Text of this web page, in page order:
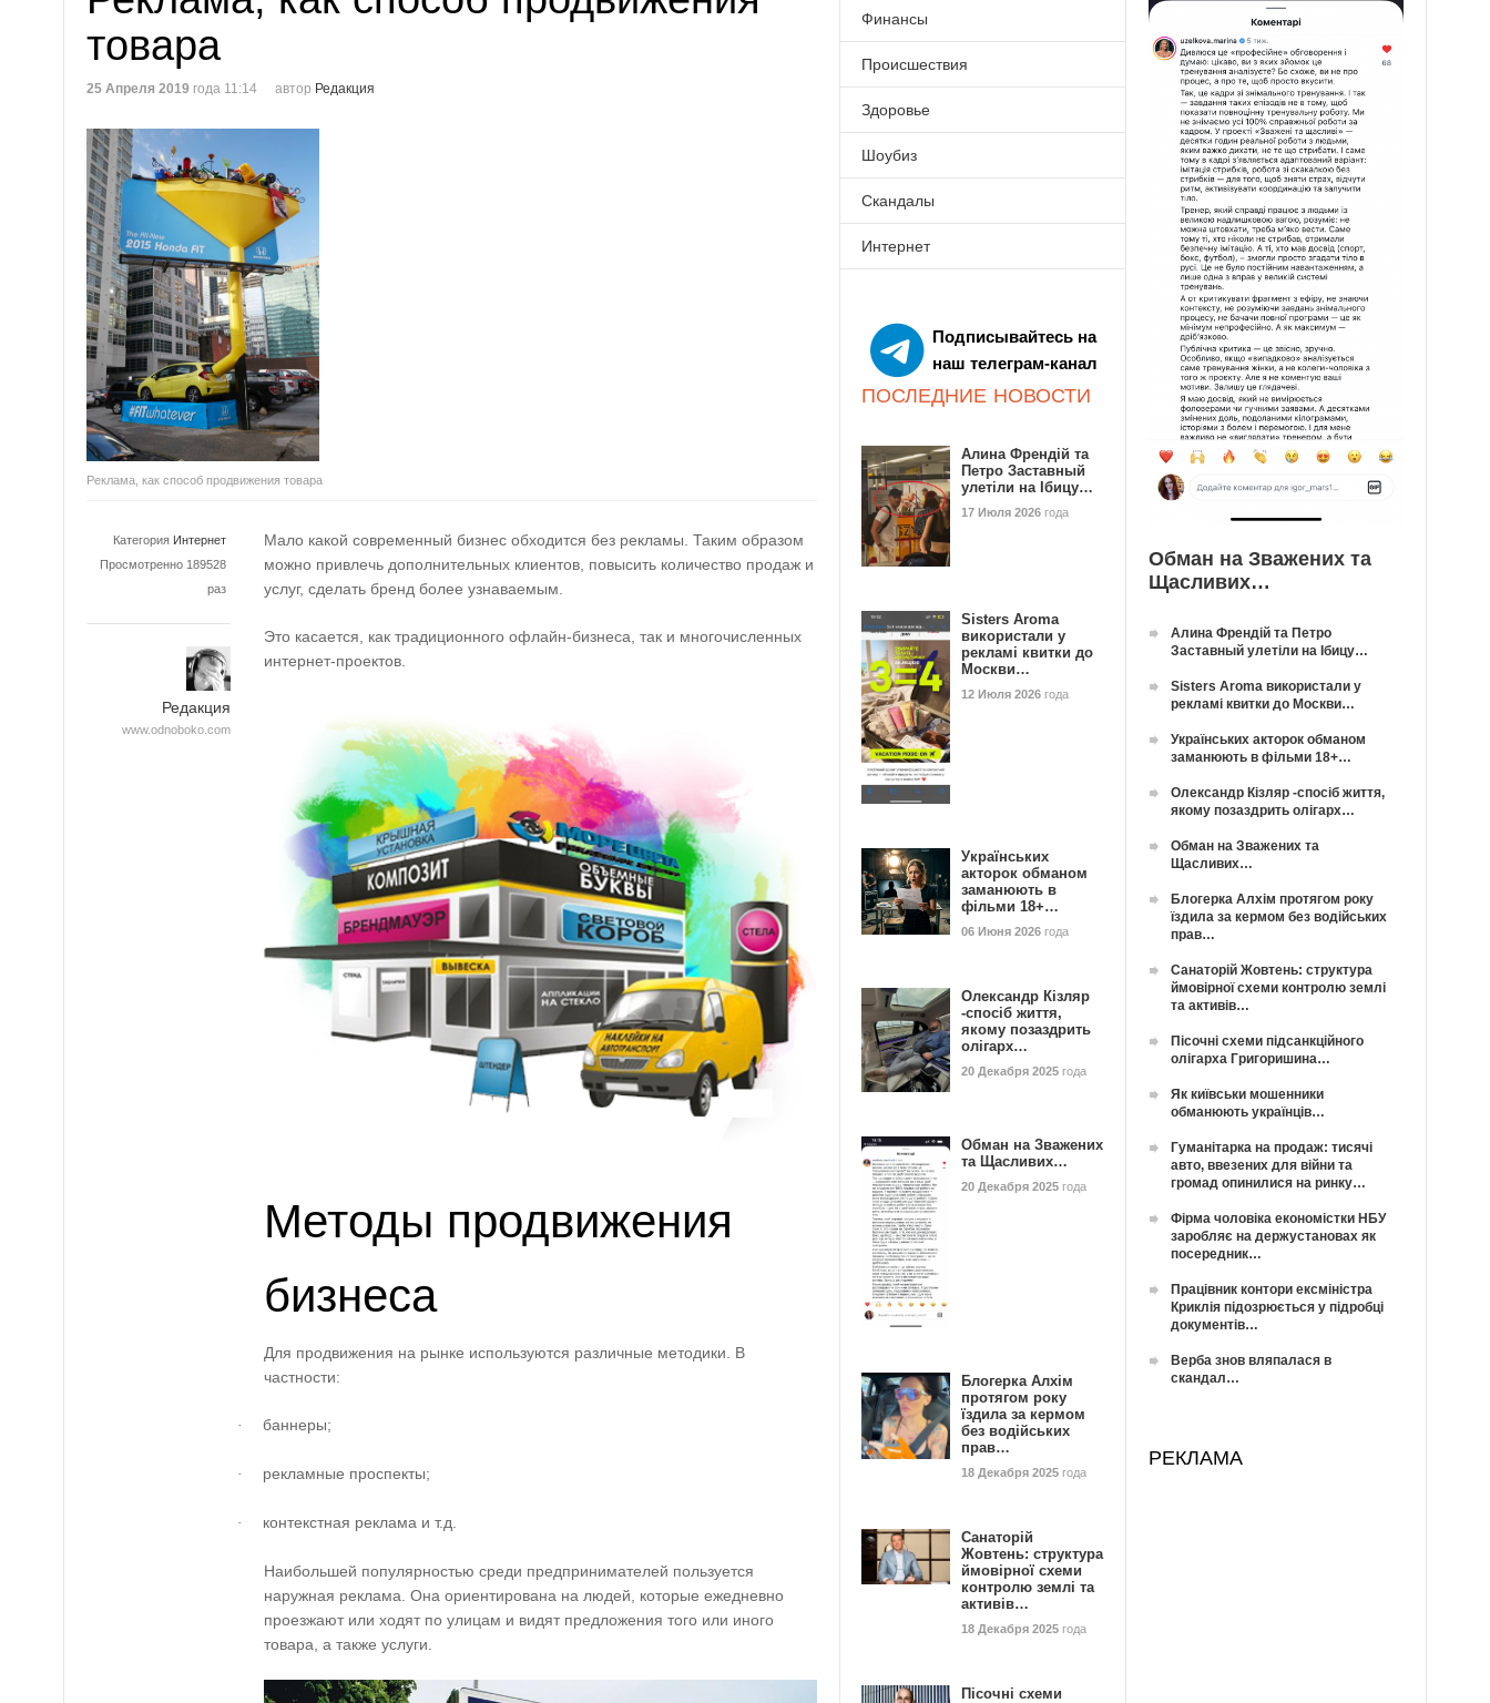
товара
25 Апреля 2019 года 11:14 автор Редакция
Реклама, как способ продвижения товара
Категория Интернет
Просмотренно 189528
раз
Редакция
www.odnoboko.com
Мало какой современный бизнес обходится без рекламы. Таким образом
можно привлечь дополнительных клиентов, повысить количество продаж и
услуг, сделать бренд более узнаваемым.
Это касается, как традиционного офлайн-бизнеса, так и многочисленных
интернет-проектов.
Методы продвижения
бизнеса
Для продвижения на рынке используются различные методики. В
частности:
· баннеры;
· рекламные проспекты;
· контекстная реклама и т.д.
Наибольшей популярностью среди предпринимателей пользуется
наружная реклама. Она ориентирована на людей, которые ежедневно
проезжают или ходят по улицам и видят предложения того или иного
товара, а также услуги.
Финансы
Происшествия
Здоровье
Шоубиз
Скандалы
Интернет
Подписывайтесь на
наш телеграм-канал
ПОСЛЕДНИЕ НОВОСТИ
Алина Френдій та
Петро Заставный
улетіли на Ібицу…
17 Июля 2026 года
Sisters Aroma
використали у
рекламі квитки до
Москви…
12 Июля 2026 года
Українських
акторок обманом
заманюють в
фільми 18+…
06 Июня 2026 года
Олександр Кізляр
-спосіб життя,
якому позаздрить
олігарх…
20 Декабря 2025 года
Обман на Зважених
та Щасливих…
20 Декабря 2025 года
Блогерка Алхім
протягом року
їздила за кермом
без водійських
прав…
18 Декабря 2025 года
Санаторій
Жовтень: структура
ймовірної схеми
контролю землі та
активів…
18 Декабря 2025 года
Пісочні схеми
Обман на Зважених та
Щасливих…
Алина Френдій та Петро
Заставный улетіли на Ібицу…
Sisters Aroma використали у
рекламі квитки до Москви…
Українських акторок обманом
заманюють в фільми 18+…
Олександр Кізляр -спосіб життя,
якому позаздрить олігарх…
Обман на Зважених та
Щасливих…
Блогерка Алхім протягом року
їздила за кермом без водійських
прав…
Санаторій Жовтень: структура
ймовірної схеми контролю землі
та активів…
Пісочні схеми підсанкційного
олігарха Григоришина…
Як київськи мошенники
обманюють українців…
Гуманітарка на продаж: тисячі
авто, ввезених для війни та
громад опинилися на ринку…
Фірма чоловіка економістки НБУ
заробляє на держустановах як
посередник…
Працівник контори ексміністра
Криклія підозрюється у підробці
документів…
Верба знов вляпалася в
скандал…
РЕКЛАМА